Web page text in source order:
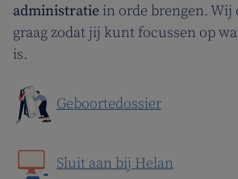
administratie in orde brengen. Wij
graag zodat jij kunt focussen op
is.
Geboortedossier
Sluit aan bij Helan